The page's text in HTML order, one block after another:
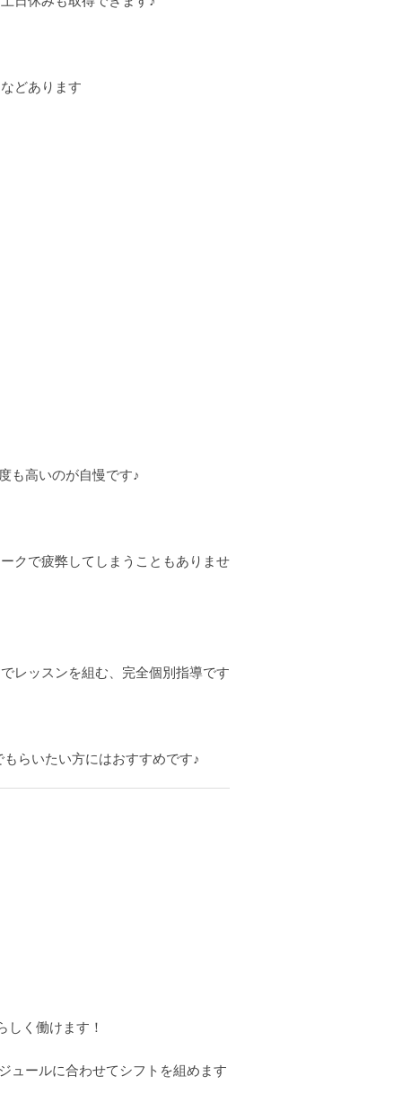
どあります
も高いのが自慢です♪
クで疲弊してしまうこともありませ
レッスンを組む、完全個別指導です
らいたい方にはおすすめです♪
しく働けます！
ュールに合わせてシフトを組めます